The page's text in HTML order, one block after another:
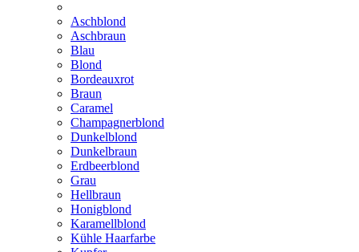
Aschblond
Aschbraun
Blau
Blond
Bordeauxrot
Braun
Caramel
Champagnerblond
Dunkelblond
Dunkelbraun
Erdbeerblond
Grau
Hellbraun
Honigblond
Karamellblond
Kühle Haarfarbe